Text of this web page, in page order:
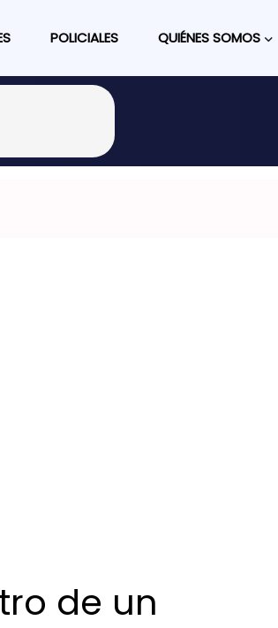
POLICIALES QUIÉNES SOMOS
de un